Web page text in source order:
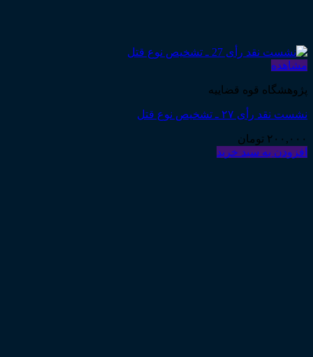
مشاهده
پژوهشگاه قوه قضاییه
نشست نقد رأی ۲۷ ـ تشخیص نوع قتل
۲۰۰,۰۰۰ تومان
افزودن به سبد خرید